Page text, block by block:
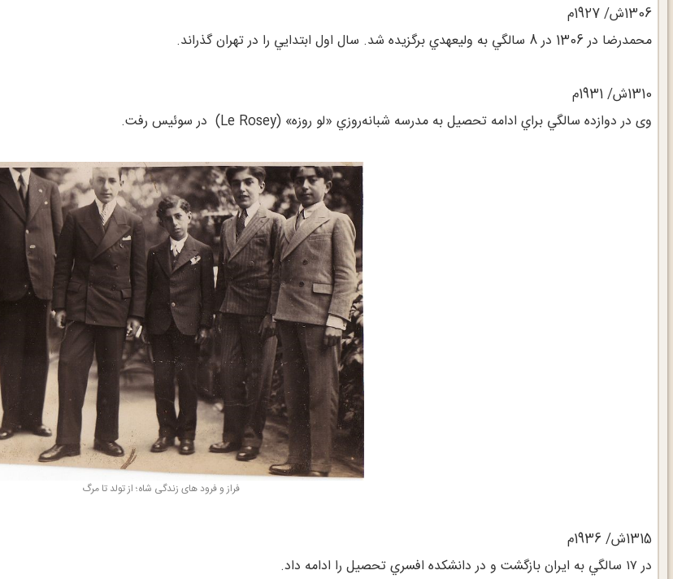
1306ش/ 1927م
محمدرضا در 1306 در 8 سالگي به وليعهدي برگزيده شد. سال اول ابتدايي را در تهران گذراند.
1310ش/ 1931م
وی در دوازده سالگي براي ادامه تحصيل به مدرسه شبانه‌روزي «لو روزه» (Le Rosey) در سوئيس رفت.
فراز و فرود های زندگی شاه؛ از تولد تا مرگ
1315ش/ 1936م
در ۱۷ سالگي به ايران بازگشت و در دانشكده افسري تحصيل را ادامه داد.